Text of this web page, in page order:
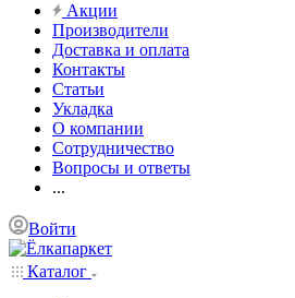
Акции
Производители
Доставка и оплата
Контакты
Статьи
Укладка
О компании
Сотрудничество
Вопросы и ответы
...
Войти
Каталог